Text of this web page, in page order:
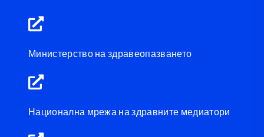
Министерство на здравеопазването
Национална мрежа на здравните медиатори